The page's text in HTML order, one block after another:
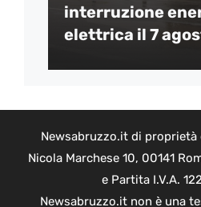
interruzione
elettrica il 7
Newsabruzzo.it di proprietà
Nicola Marchese 10, 00141
e Partita I.V.A.
Newsabruzzo.it non è una